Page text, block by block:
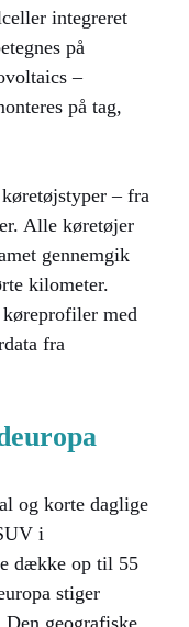
integreret
på
–
på tag,
– fra
Alle køretøjer
gennemgik
kilometer.
med
fra
og korte daglige
i
dække op til 55
stiger
geografiske